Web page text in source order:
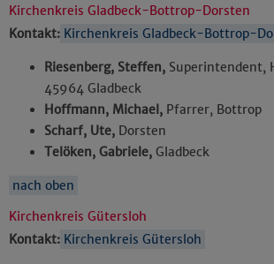
Kirchenkreis Gladbeck-Bottrop-Dorsten
Kontakt: Kirchenkreis Gladbeck-Bottrop-
Riesenberg, Steffen, Superintendent,
45964 Gladbeck
Hoffmann, Michael, Pfarrer, Bottrop
Scharf, Ute, Dorsten
Telöken, Gabriele, Gladbeck
nach oben
Kirchenkreis Gütersloh
Kontakt: Kirchenkreis Gütersloh